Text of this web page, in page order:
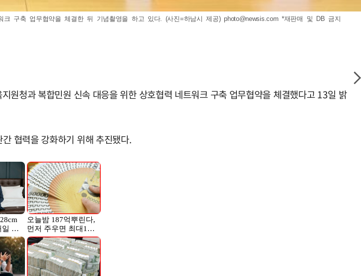
크 구축 업무협약을 체결한 뒤 기념촬영을 하고 있다. (사진=하남시 제공)photo@newsis.com *재판매 및 DB 금지
원청과 복합민원 신속 대응을 위한 상호협력 네트워크 구축 업무협약을 체결했다고 13일 밝
협력을 강화하기 위해 추진됐다.